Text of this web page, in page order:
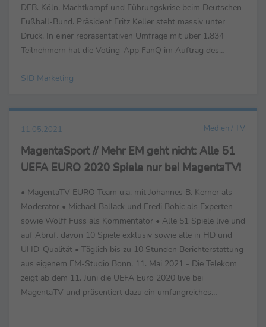
DFB. Köln. Machtkampf und Führungskrise beim Deutschen
Fußball-Bund. Präsident Fritz Keller steht massiv unter
Druck. In einer repräsentativen Umfrage mit über 1.834
Teilnehmern hat die Voting-App FanQ im Auftrag des
SID Marketing
11.05.2021 Medien / TV
MagentaSport // Mehr EM geht nicht: Alle 51
UEFA EURO 2020 Spiele nur bei MagentaTV!
• MagentaTV EURO Team u.a. mit Johannes B. Kerner als
Moderator • Michael Ballack und Fredi Bobic als Experten
sowie Wolff Fuss als Kommentator • Alle 51 Spiele live und
auf Abruf, davon 10 Spiele exklusiv sowie alle in HD und
UHD-Qualität • Täglich bis zu 10 Stunden Berichterstattung
aus eigenem EM-Studio Bonn, 11. Mai 2021 - Die Telekom
zeigt ab dem 11. Juni die UEFA Euro 2020 live bei
MagentaTV und präsentiert dazu ein umfangreiches